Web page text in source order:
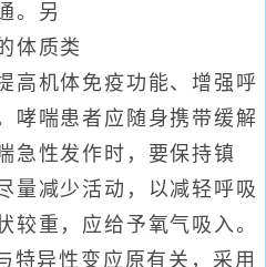
。另
体质类
高机体免疫功能、增强呼
哮喘患者应随身携带缓解
急性发作时，要保持镇
量减少活动，以减轻呼吸
较重，应给予氧气吸入。
特异性变应原有关，采用